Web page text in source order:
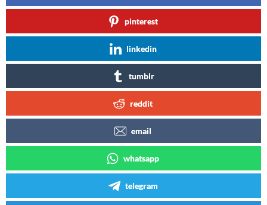
pinterest
linkedin
tumblr
reddit
email
whatsapp
telegram